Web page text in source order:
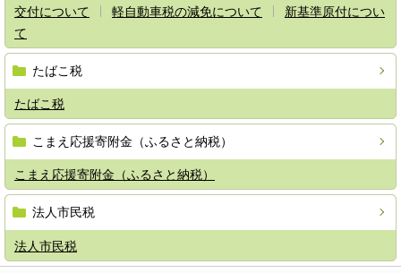
交付について
軽自動車税の減免について
新基準原付につい
て
たばこ税
たばこ税
こまえ応援寄附金（ふるさと納税）
こまえ応援寄附金（ふるさと納税）
法人市民税
法人市民税